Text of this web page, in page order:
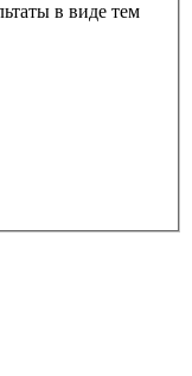
в виде тем